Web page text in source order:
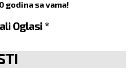
godina sa vama!
Oglasi *